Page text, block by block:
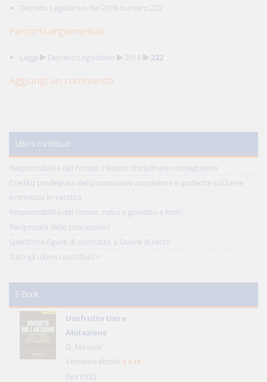
Decreto Legislativo del 2016 numero 222
Percorsi argomentali
Leggi Decreto Legislativo 2016 222
Aggiungi un commento
Ultimi contributi
Responsabilità del notaio: l'illecito disciplinare conseguente
Credito privilegiato del promissario acquirente e ipoteche sul bene
promesso in vendita
Responsabilità del notaio: natura giuridica e limiti
Reciprocità delle concessioni
Specifiche figure di contratto a favore di terzo
Tutti gli ultimi contributi >
E-Book
Usufrutto Uso e
Abitazione
D. Minussi
Versione ebook € 4,19
(iva incl.)